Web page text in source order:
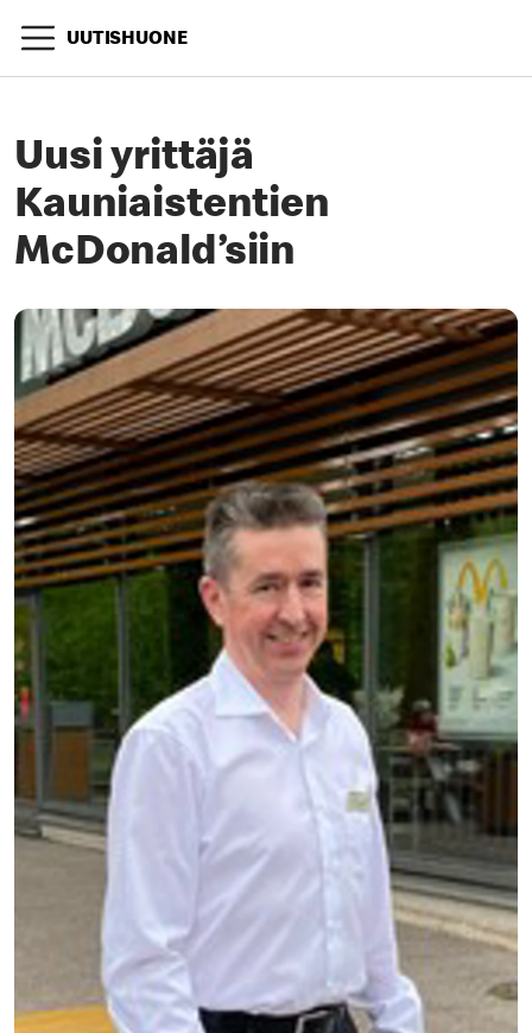
UUTISHUONE
Uusi yrittäjä
Kauniaistentien
McDonald’siin